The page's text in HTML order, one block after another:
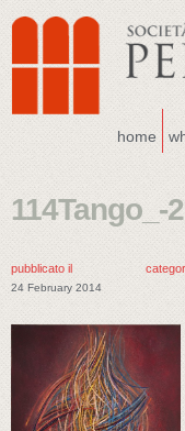
home
114Tango_-
pubblicato il
24 February 2014